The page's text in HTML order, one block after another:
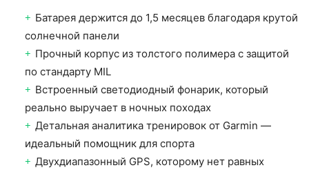
Батарея держится до 1,5 месяцев благодаря крутой
солнечной панели
Прочный корпус из толстого полимера с защитой
по стандарту MIL
Встроенный светодиодный фонарик, который
реально выручает в ночных походах
Детальная аналитика тренировок от Garmin —
идеальный помощник для спорта
Двухдиапазонный GPS, которому нет равных